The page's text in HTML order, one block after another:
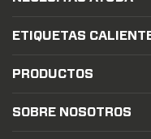
ETIQUETAS
PRODUCTOS
SOBRE NOSOTROS